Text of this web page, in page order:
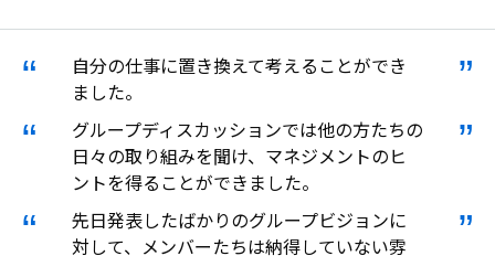
自分の仕事に置き換えて考えることができ
ました。
グループディスカッションでは他の方たちの
日々の取り組みを聞け、マネジメントのヒ
ントを得ることができました。
先日発表したばかりのグループビジョンに
対して、メンバーたちは納得していない雰